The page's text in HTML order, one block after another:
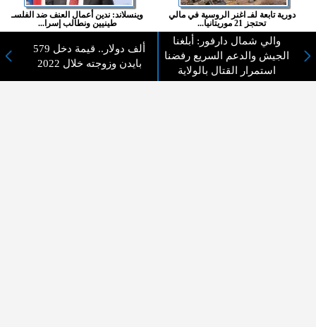
دورية تابعة لفـ اغنر الروسية في مالي
تحتجز 21 موريتانيا...
وينسلاند: ندين أعمال العنف ضد الفلسـ
طينيين ونطالب إسرا...
المزيد ...
اختيارات القراء
والي شمال دارفور: أبلغنا
الجيش والدعم السريع رفضنا
استمرار القتال بالولاية
579 ألف دولار.. قيمة دخل
بايدن وزوجته خلال 2022